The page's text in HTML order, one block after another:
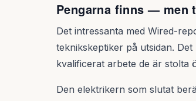
Pengarna finns —
Det intressanta med Wired-
teknikskeptiker på utsidan.
kvalificerat arbete de är stolta
Den elektrikern som slutat